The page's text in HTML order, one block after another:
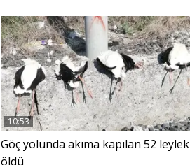
10:53
Göç yolunda akıma kapılan 52 leylek
öldü